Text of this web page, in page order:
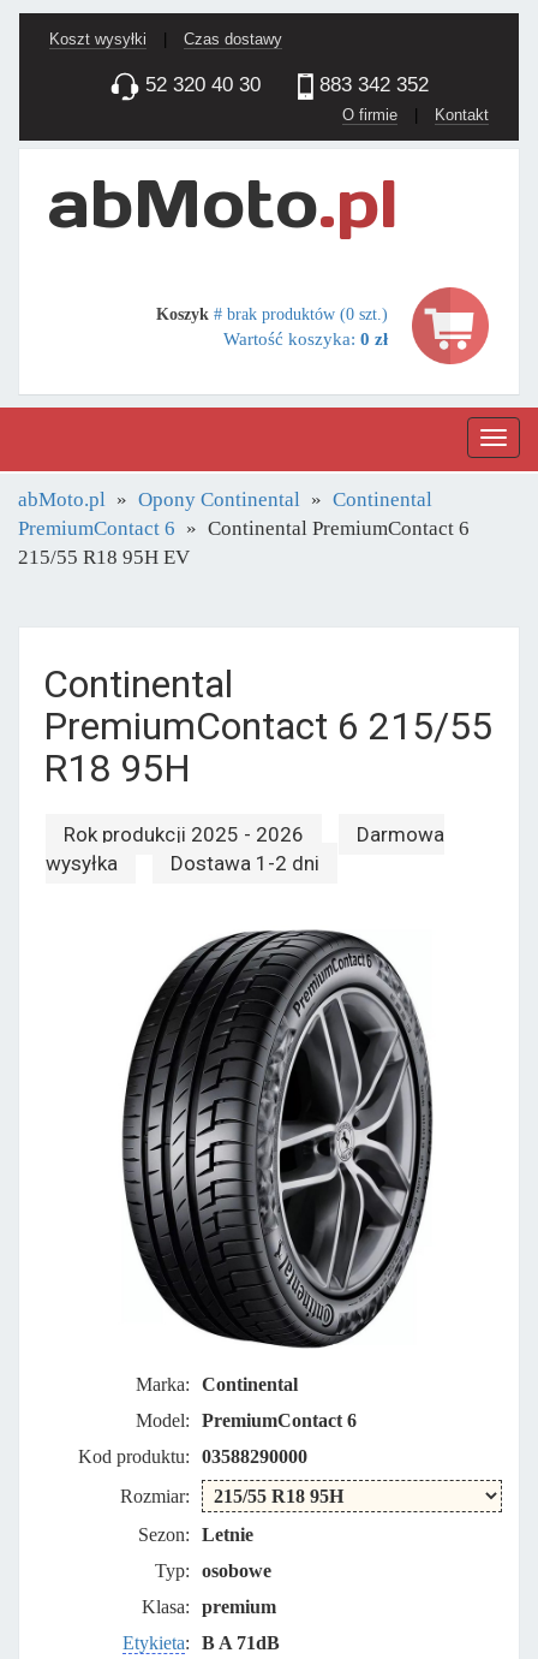
Koszt wysyłki Czas dostawy
52 320 40 30 883 342 352
O firmie | Kontakt
Koszyk # brak produktów (0 szt.)
Wartość koszyka: 0 zł
abMoto.pl Opony Continental
Continental
PremiumContact 6
Continental PremiumContact 6
215/55 R18 95H EV
Continental
PremiumContact 6 215/55
R18 95H
Rok produkcji 2025 - 2026
Darmowa
wysyłka
Dostawa 1-2 dni
Marka:
Continental
Model:
PremiumContact 6
Kod produktu:
03588290000
Rozmiar:
Sezon:
Letnie
Typ:
osobowe
Klasa:
premium
Etykieta:
B A 71dB